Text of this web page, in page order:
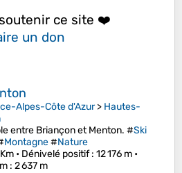
ce site ❤️
un don
Alpes-Côte d'Azur> Hautes-
entre Briançon et Menton. #Ski
Montagne#Nature
• Dénivelé positif: 12 176 m •
: 2 637 m